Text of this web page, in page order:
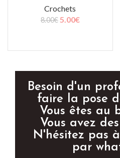
Crochets
8.00€5.00€
Besoin d'un
faire la pose
Vous êtes au
Vous avez
N'hésitez pas
par